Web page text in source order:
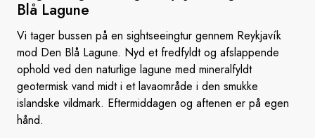
Blå Lagune
Vi tager bussen på en sightseeingtur gennem Reykjavík
mod Den Blå Lagune. Nyd et fredfyldt og afslappende
ophold ved den naturlige lagune med mineralfyldt
geotermisk vand midt i et lavaområde i den smukke
islandske vildmark. Eftermiddagen og aftenen er på egen
hånd.